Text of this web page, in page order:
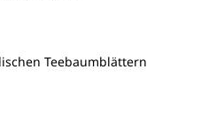
Teebaumblättern